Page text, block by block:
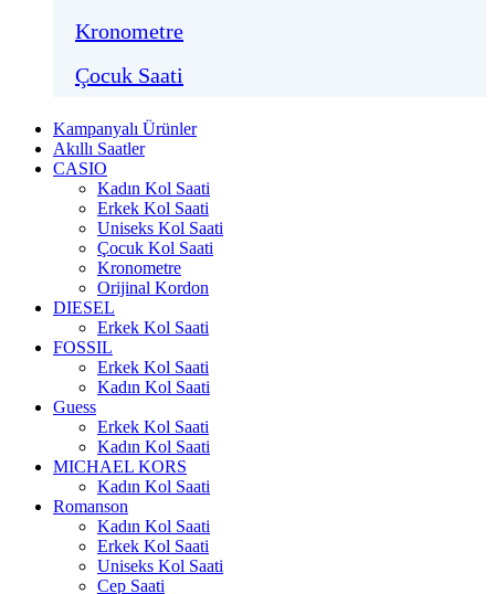
Kronometre
Çocuk Saati
Kampanyalı Ürünler
Akıllı Saatler
CASIO
Kadın Kol Saati
Erkek Kol Saati
Uniseks Kol Saati
Çocuk Kol Saati
Kronometre
Orijinal Kordon
DIESEL
Erkek Kol Saati
FOSSIL
Erkek Kol Saati
Kadın Kol Saati
Guess
Erkek Kol Saati
Kadın Kol Saati
MICHAEL KORS
Kadın Kol Saati
Romanson
Kadın Kol Saati
Erkek Kol Saati
Uniseks Kol Saati
Cep Saati